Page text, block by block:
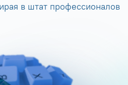
в штат профессионалов